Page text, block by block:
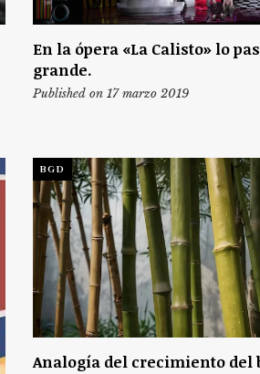
En la ópera «La Calisto» lo
grande.
Published on 17 marzo 2019
BGD
Analogía del crecimiento del